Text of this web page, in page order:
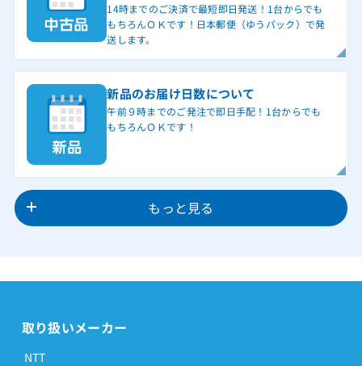
14時までのご決済で最短即日発送！1台からでも
もちろんＯＫです！日本郵便（ゆうパック）で発
送します。
新品のお届け日数について
午前９時までのご発注で即日手配！1台からでも
もちろんＯＫです！
もっと見る
取り扱いメーカー
NTT